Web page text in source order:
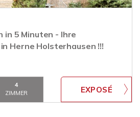
in 5 Minuten - Ihre
Herne Holsterhausen !!!
4
ZIMMER